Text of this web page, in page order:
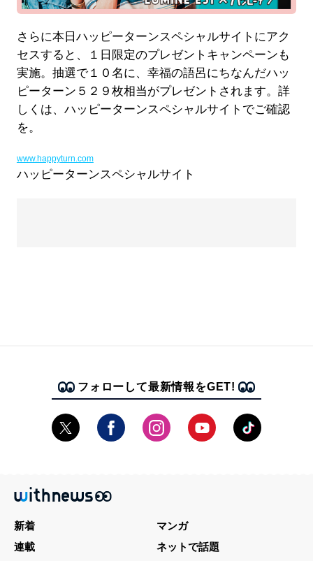
さらに本日ハッピーターンスペシャルサイトにアク
セスすると、１日限定のプレゼントキャンペーンも
実施。抽選で１０名に、幸福の語呂にちなんだハッ
ピーターン５２９枚相当がプレゼントされます。詳
しくは、ハッピーターンスペシャルサイトでご確認
を。
www.happyturn.com
ハッピーターンスペシャルサイト
フォローして最新情報をGET!
新着
マンガ
連載
ネットで話題